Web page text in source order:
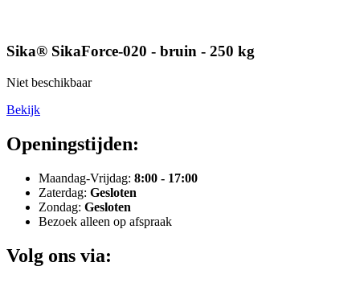
Sika® SikaForce-020 - bruin - 250 kg
Niet beschikbaar
Bekijk
Openingstijden:
Maandag-Vrijdag: 8:00 - 17:00
Zaterdag: Gesloten
Zondag: Gesloten
Bezoek alleen op afspraak
Volg ons via: